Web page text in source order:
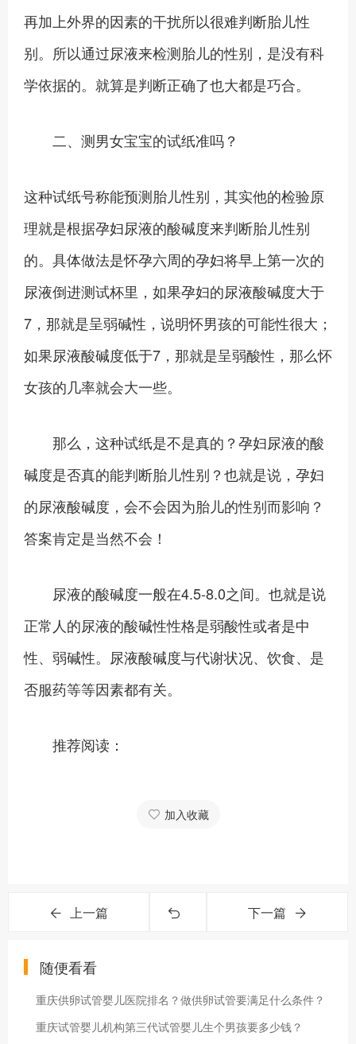
再加上外界的因素的干扰所以很难判断胎儿性
别。所以通过尿液来检测胎儿的性别，是没有科
学依据的。就算是判断正确了也大都是巧合。
二、测男女宝宝的试纸准吗？
这种试纸号称能预测胎儿性别，其实他的检验原
理就是根据孕妇尿液的酸碱度来判断胎儿性别
的。具体做法是怀孕六周的孕妇将早上第一次的
尿液倒进测试杯里，如果孕妇的尿液酸碱度大于
7，那就是呈弱碱性，说明怀男孩的可能性很大；
如果尿液酸碱度低于7，那就是呈弱酸性，那么怀
女孩的几率就会大一些。
那么，这种试纸是不是真的？孕妇尿液的酸
碱度是否真的能判断胎儿性别？也就是说，孕妇
的尿液酸碱度，会不会因为胎儿的性别而影响？
答案肯定是当然不会！
尿液的酸碱度一般在4.5-8.0之间。也就是说
正常人的尿液的酸碱性性格是弱酸性或者是中
性、弱碱性。尿液酸碱度与代谢状况、饮食、是
否服药等等因素都有关。
推荐阅读：
加入收藏
上一篇 下一篇
随便看看
重庆供卵试管婴儿医院排名？做供卵试管要满足什么条件？
重庆试管婴儿机构第三代试管婴儿生个男孩要多少钱？